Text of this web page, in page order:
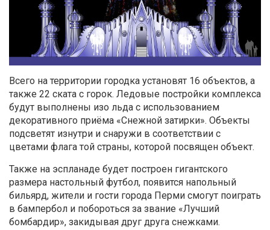
Всего на территории городка установят 16 объектов, а
также 22 ската с горок. Ледовые постройки комплекса
будут выполнены изо льда с использованием
декоративного приёма «Снежной затирки». Объекты
подсветят изнутри и снаружи в соответствии с
цветами флага той страны, которой посвящен объект.
Также на эспланаде будет построен гигантского
размера настольный футбол, появится напольный
бильярд, жители и гости города Перми смогут поиграть
в бампербол и побороться за звание «Лучший
бомбардир», закидывая друг друга снежками.